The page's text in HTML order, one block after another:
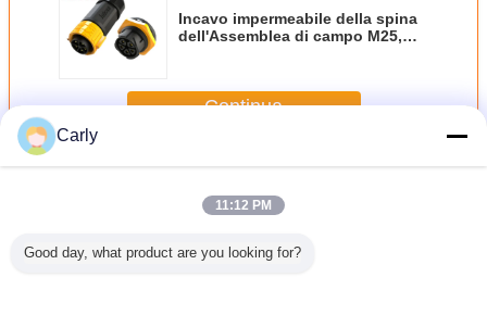
Incavo impermeabile della spina
dell'Assemblea di campo M25,
Continua
PiùIncavo impermeabile della spina
Carly
11:12 PM
Good day, what product are you looking for?